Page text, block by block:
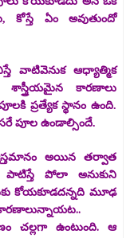
కోస్తే ఏం అవుతుందో
వాటివెనుక ఆధ్యాత్మిక
కారణాలు
ప్రత్యేక స్థానం ఉంది.
సరే పూల ఉండాల్సిందే.
అయిన తర్వాత
పాటిస్తే పోలా అనుకుని
కోయకూడదన్నది మూఢ
చల్లగా ఉంటుంది. ఆ